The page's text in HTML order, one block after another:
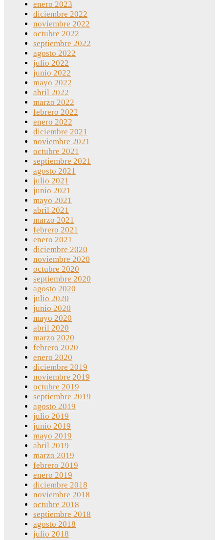
enero 2023
diciembre 2022
noviembre 2022
octubre 2022
septiembre 2022
agosto 2022
julio 2022
junio 2022
mayo 2022
abril 2022
marzo 2022
febrero 2022
enero 2022
diciembre 2021
noviembre 2021
octubre 2021
septiembre 2021
agosto 2021
julio 2021
junio 2021
mayo 2021
abril 2021
marzo 2021
febrero 2021
enero 2021
diciembre 2020
noviembre 2020
octubre 2020
septiembre 2020
agosto 2020
julio 2020
junio 2020
mayo 2020
abril 2020
marzo 2020
febrero 2020
enero 2020
diciembre 2019
noviembre 2019
octubre 2019
septiembre 2019
agosto 2019
julio 2019
junio 2019
mayo 2019
abril 2019
marzo 2019
febrero 2019
enero 2019
diciembre 2018
noviembre 2018
octubre 2018
septiembre 2018
agosto 2018
julio 2018